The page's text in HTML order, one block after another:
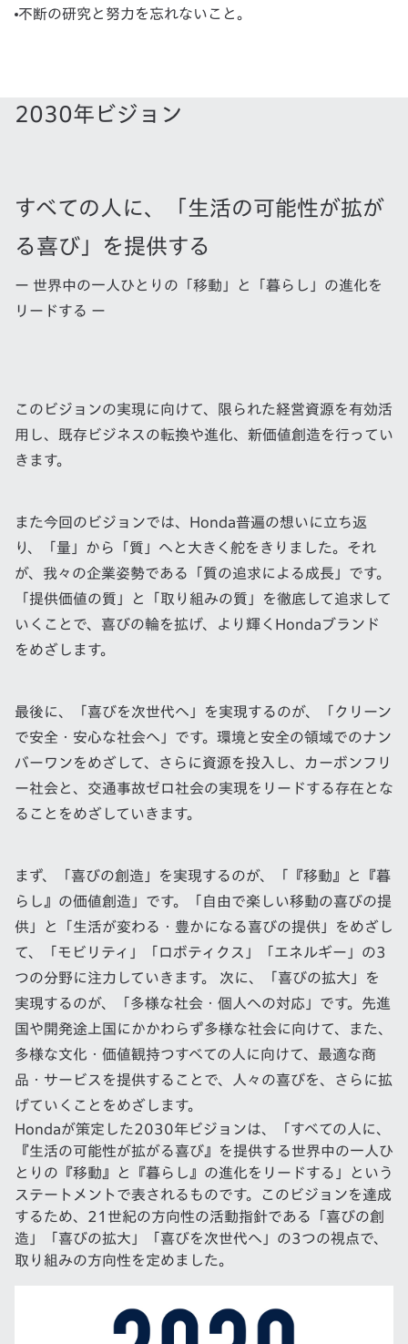
不断の研究と努力を忘れないこと。
2030年ビジョン
すべての人に、「生活の可能性が拡が
る喜び」を提供する
ー 世界中の一人ひとりの「移動」と「暮らし」の進化を
リードする ー
Hondaが策定した2030年ビジョンは、「すべての人に、
『生活の可能性が拡がる喜び』を提供する世界中の一人ひ
とりの『移動』と『暮らし』の進化をリードする」という
ステートメントで表されるものです。このビジョンを達成
するため、21世紀の方向性の活動指針である「喜びの創
造」「喜びの拡大」「喜びを次世代へ」の3つの視点で、
取り組みの方向性を定めました。
まず、「喜びの創造」を実現するのが、「『移動』と『暮
らし』の価値創造」です。「自由で楽しい移動の喜びの提
供」と「生活が変わる・豊かになる喜びの提供」をめざし
て、「モビリティ」「ロボティクス」「エネルギー」の3
つの分野に注力していきます。 次に、「喜びの拡大」を
実現するのが、「多様な社会・個人への対応」です。先進
国や開発途上国にかかわらず多様な社会に向けて、また、
多様な文化・価値観持つすべての人に向けて、最適な商
品・サービスを提供することで、人々の喜びを、さらに拡
げていくことをめざします。
最後に、「喜びを次世代へ」を実現するのが、「クリーン
で安全・安心な社会へ」です。環境と安全の領域でのナン
バーワンをめざして、さらに資源を投入し、カーボンフリ
ー社会と、交通事故ゼロ社会の実現をリードする存在とな
ることをめざしていきます。
また今回のビジョンでは、Honda普遍の想いに立ち返
り、「量」から「質」へと大きく舵をきりました。それ
が、我々の企業姿勢である「質の追求による成長」です。
「提供価値の質」と「取り組みの質」を徹底して追求して
いくことで、喜びの輪を拡げ、より輝くHondaブランド
をめざします。
このビジョンの実現に向けて、限られた経営資源を有効活
用し、既存ビジネスの転換や進化、新価値創造を行ってい
きます。